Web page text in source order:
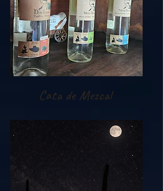
Cata de Mezcal